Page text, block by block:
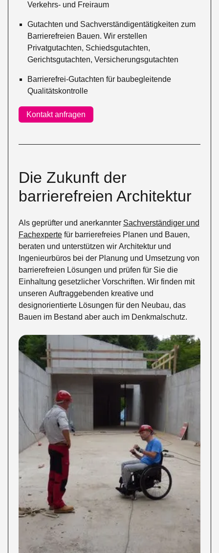
Verkehrs- und Freiraum
Gutachten und Sachverständigentätigkeiten zum
Barrierefreien Bauen. Wir erstellen
Privatgutachten, Schiedsgutachten,
Gerichtsgutachten, Versicherungsgutachten
Barrierefrei-Gutachten für baubegleitende
Qualitätskontrolle
Kontakt anfragen
Die Zukunft der
barrierefreien Architektur
Als geprüfter und anerkannter Sachverständiger und
Fachexpertefür barrierefreies Planen und Bauen,
beraten und unterstützen wir Architektur und
Ingenieurbüros bei der Planung und Umsetzung von
barrierefreien Lösungen und prüfen für Sie die
Einhaltung gesetzlicher Vorschriften. Wir finden mit
unseren Auftraggebenden kreative und
designorientierte Lösungen für den Neubau, das
Bauen im Bestand aber auch im Denkmalschutz.